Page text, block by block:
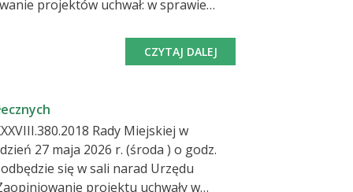
CZYTAJ DALEJ
Rady Miejskiej w